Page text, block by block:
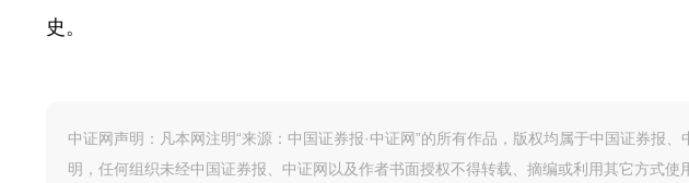
史。
中证网声明：凡本网注明“来源：中国证券报·中证网”的所有作品，版权均属于中国证券报
明，任何组织未经中国证券报、中证网以及作者书面授权不得转载、摘编或利用其它方式使